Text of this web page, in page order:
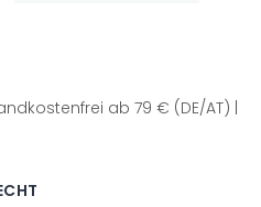
ab 79 € (DE/AT) |